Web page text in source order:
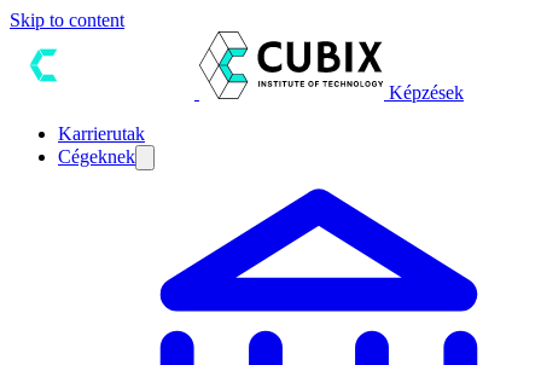
Skip to content
Képzések
Karrierutak
Cégeknek